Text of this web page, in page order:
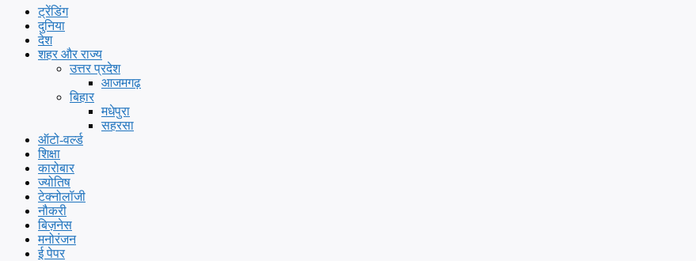
ट्रेंडिंग
दुनिया
देश
शहर और राज्य
उत्तर प्रदेश
आजमगढ़
बिहार
मधेपुरा
सहरसा
ऑटो-वर्ल्ड
शिक्षा
कारोबार
ज्योतिष
टेक्नोलॉजी
नौकरी
बिज़नेस
मनोरंजन
ई पेपर